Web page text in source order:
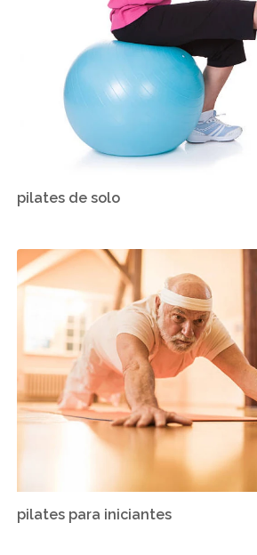
pilates de solo
pilates para iniciantes